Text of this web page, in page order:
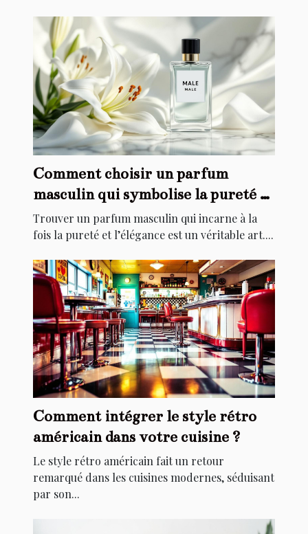
Comment choisir un parfum
masculin qui symbolise la pureté et
l'élégance ?
Trouver un parfum masculin qui incarne à la
fois la pureté et l’élégance est un véritable art....
Comment intégrer le style rétro
américain dans votre cuisine ?
Le style rétro américain fait un retour
remarqué dans les cuisines modernes, séduisant
par son...